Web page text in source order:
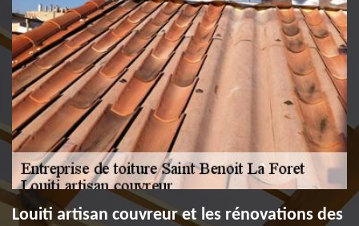
Louiti artisan couvreur et les rénovations des